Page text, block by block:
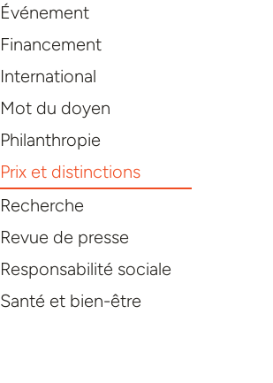
Événement
Financement
International
Mot du doyen
Philanthropie
Prix et distinctions
Recherche
Revue de presse
Responsabilité sociale
Santé et bien-être